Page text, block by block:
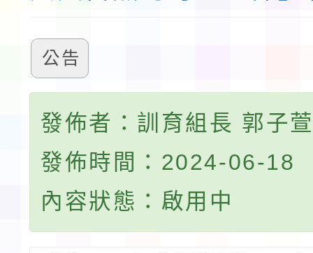
公告
發佈者：訓育組長 郭子
發佈時間：2024-06-18
內容狀態：啟用中